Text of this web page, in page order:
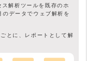
解析ツールを既存のホ
のデータでウェブ解析を
とに、レポートとして解